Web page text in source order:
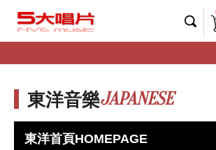
東洋音樂JAPANESE
東洋首頁HOMEPAGE